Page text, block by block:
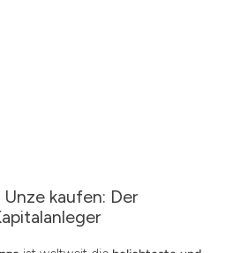
kaufen: Der